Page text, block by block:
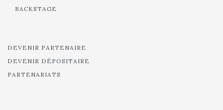
BACKSTAGE
DEVENIR PARTENAIRE
DEVENIR DÉPOSITAIRE
PARTENARIATS